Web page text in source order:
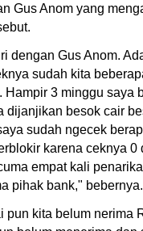
Gus Anom yang
dengan Gus Anom.
sudah kita
Hampir 3 minggu saya
dijanjikan besok cair
sudah ngecek
karena ceknya 0
empat kali
pihak bank," bebernya.
pun kita belum nerima